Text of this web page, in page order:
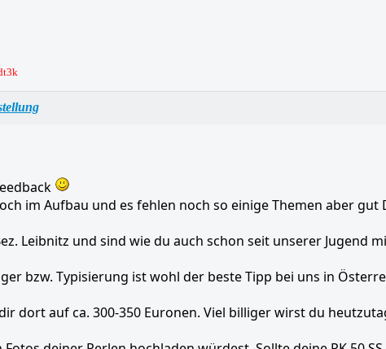
im Aufbau und es fehlen noch so einige Themen aber gut
Leibnitz und sind wie du auch schon seit unserer Jugend
bzw. Typisierung ist wohl der beste Tipp bei uns in
dort auf ca. 300-350 Euronen. Viel billiger wirst du